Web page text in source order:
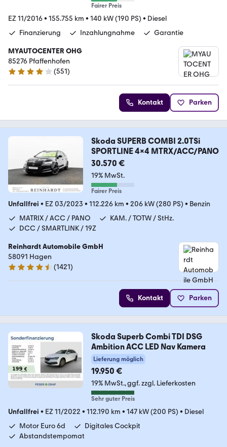
Fairer Preis
EZ 11/2016• 155.755 km • 140 kW (190 PS) • Diesel
Finanzierung
Inzahlungnahme Garantie
MYAUTOCENTER OHG
85276 Pfaffenhofen
4.2 Sterne
(551)
Kontakt Parken
Skoda SUPERB COMBI 2.0TSi
SPORTLINE 4x4 MTRX/ACC/PANO
30.570 €
19% MwSt.
Fairer Preis
Unfallfrei • EZ 03/2023 • 112.226 km • 206 kW (280 PS) • Benzin
MATRIX / ACC / PANO
KAM. / TOTW / StHz.
DCC / SMARTLINK / 19Z
Reinhardt Automobile GmbH
58091 Hagen
4.7 Sterne
(1421)
Kontakt Parken
Skoda Superb Combi TDI DSG
Ambition ACC LED Nav Kamera
Lieferung möglich
19.950 €
19% MwSt. ggf. zzgl. Lieferkosten
Sehr guter Preis
Unfallfrei • EZ 11/2022 • 112.190 km • 147 kW (200 PS) • Diesel
Motor Euro 6d
Digitales Cockpit
Abstandstempomat